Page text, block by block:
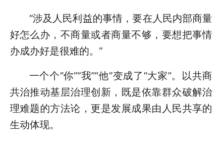
“涉及人民利益的事情，要在人民内部商量
好怎么办，不商量或者商量不够，要想把事情
办成办好是很难的。”
一个个“你”“我”“他”变成了“大家”。以共商
共治推动基层治理创新，既是依靠群众破解治
理难题的方法论，更是发展成果由人民共享的
生动体现。